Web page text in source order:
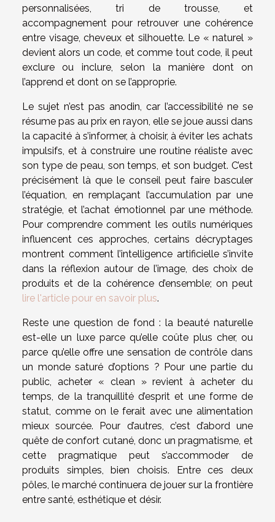
personnalisées, tri de trousse, et
accompagnement pour retrouver une cohérence
entre visage, cheveux et silhouette. Le « naturel »
devient alors un code, et comme tout code, il peut
exclure ou inclure, selon la manière dont on
l’apprend et dont on se l’approprie.
Le sujet n’est pas anodin, car l’accessibilité ne se
résume pas au prix en rayon, elle se joue aussi dans
la capacité à s’informer, à choisir, à éviter les achats
impulsifs, et à construire une routine réaliste avec
son type de peau, son temps, et son budget. C’est
précisément là que le conseil peut faire basculer
l’équation, en remplaçant l’accumulation par une
stratégie, et l’achat émotionnel par une méthode.
Pour comprendre comment les outils numériques
influencent ces approches, certains décryptages
montrent comment l’intelligence artificielle s’invite
dans la réflexion autour de l’image, des choix de
produits et de la cohérence d’ensemble; on peut
lire l'article pour en savoir plus.
Reste une question de fond : la beauté naturelle
est-elle un luxe parce qu’elle coûte plus cher, ou
parce qu’elle offre une sensation de contrôle dans
un monde saturé d’options ? Pour une partie du
public, acheter « clean » revient à acheter du
temps, de la tranquillité d’esprit et une forme de
statut, comme on le ferait avec une alimentation
mieux sourcée. Pour d’autres, c’est d’abord une
quête de confort cutané, donc un pragmatisme, et
cette pragmatique peut s’accommoder de
produits simples, bien choisis. Entre ces deux
pôles, le marché continuera de jouer sur la frontière
entre santé, esthétique et désir.